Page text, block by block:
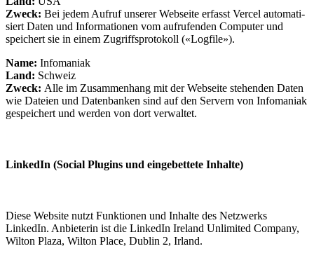
Zweck: Bei jedem Auf­ruf unse­rer Web­seite erfasst Vercel auto­ma­ti­
siert Daten und Infor­ma­tio­nen vom auf­ru­fen­den Com­pu­ter und
speichert sie in einem Zugriffs­pro­to­koll («Log­file»).
Name: Infomaniak
Land: Schweiz
Zweck: Alle im Zusammenhang mit der Webseite stehenden Daten
wie Dateien und Datenbanken sind auf den Ser­vern von Infomaniak
gespei­chert und werden von dort verwaltet.
LinkedIn (Social Plugins und eingebettete Inhalte)
Diese Website nutzt Funktionen und Inhalte des Netzwerks
LinkedIn. Anbieterin ist die LinkedIn Ireland Unlimited Company,
Wilton Plaza, Wilton Place, Dublin 2, Irland.